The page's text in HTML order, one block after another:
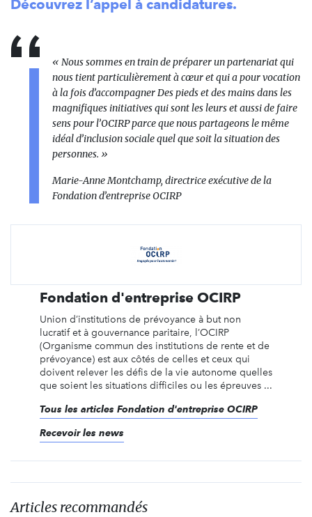
Découvrez l’appel à candidatures.
« Nous sommes en train de préparer un partenariat qui
nous tient particulièrement à cœur et qui a pour vocation
à la fois d’accompagner Des pieds et des mains dans les
magnifiques initiatives qui sont les leurs et aussi de faire
sens pour l’OCIRP parce que nous partageons le même
idéal d’inclusion sociale quel que soit la situation des
personnes. »
Marie-Anne Montchamp, directrice exécutive de la
Fondation d’entreprise OCIRP
Fondation d'entreprise OCIRP
Union d’institutions de prévoyance à but non
lucratif et à gouvernance paritaire, l’OCIRP
(Organisme commun des institutions de rente et de
prévoyance) est aux côtés de celles et ceux qui
doivent relever les défis de la vie autonome quelles
que soient les situations difficiles ou les épreuves ...
Tous les articles Fondation d'entreprise OCIRP
Recevoir les news
Articles recommandés